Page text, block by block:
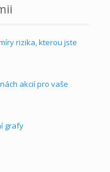
rizika, kterou jste
akcií pro vaše
grafy